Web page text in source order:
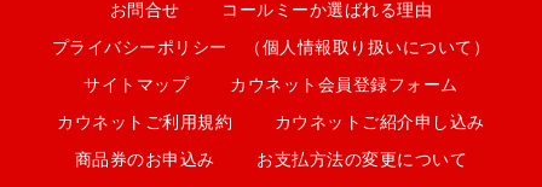
お問合せ コールミーか選ばれる理由
プライバシーポリシー （個人情報取り扱いについて）
サイトマップ カウネット会員登録フォーム
カウネットご利用規約 カウネットご紹介申し込み
商品券のお申込み お支払方法の変更について